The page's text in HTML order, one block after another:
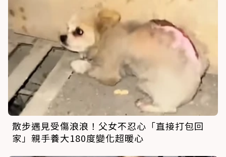
散步遇見受傷浪浪！父女不忍心「直接打包回
家」親手養大180度變化超暖心